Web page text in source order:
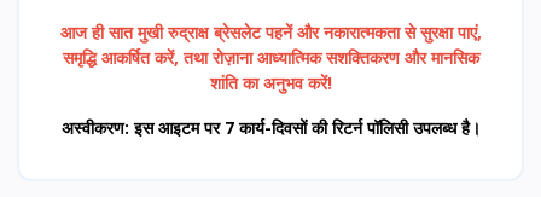
आज ही सात मुखी रुद्राक्ष ब्रेसलेट पहनें और नकारात्मकता से सुरक्षा पाएं,
समृद्धि आकर्षित करें, तथा रोज़ाना आध्यात्मिक सशक्तिकरण और मानसिक
शांति का अनुभव करें!
अस्वीकरण: इस आइटम पर 7 कार्य-दिवसों की रिटर्न पॉलिसी उपलब्ध है।